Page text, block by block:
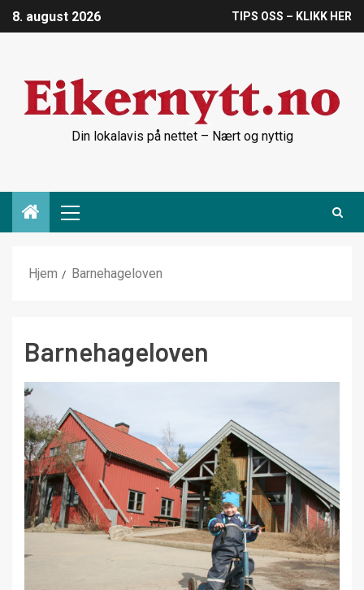
8. august 2026 TIPS OSS – KLIKK HER
Din lokalavis på nettet – Nært og nyttig
Hjem Barnehageloven
Barnehageloven